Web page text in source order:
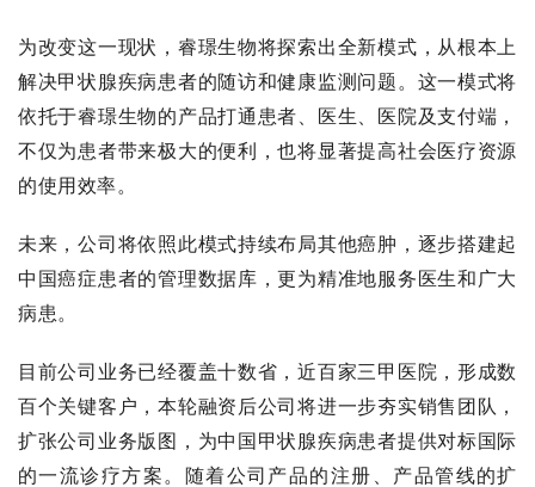
为改变这一现状，睿璟生物将探索出全新模式，从根本上
解决甲状腺疾病患者的随访和健康监测问题。这一模式将
依托于睿璟生物的产品打通患者、医生、医院及支付端，
不仅为患者带来极大的便利，也将显著提高社会医疗资源
的使用效率。
未来，公司将依照此模式持续布局其他癌肿，逐步搭建起
中国癌症患者的管理数据库，更为精准地服务医生和广大
病患。
目前公司业务已经覆盖十数省，近百家三甲医院，形成数
百个关键客户，本轮融资后公司将进一步夯实销售团队，
扩张公司业务版图，为中国甲状腺疾病患者提供对标国际
的一流诊疗方案。随着公司产品的注册、产品管线的扩